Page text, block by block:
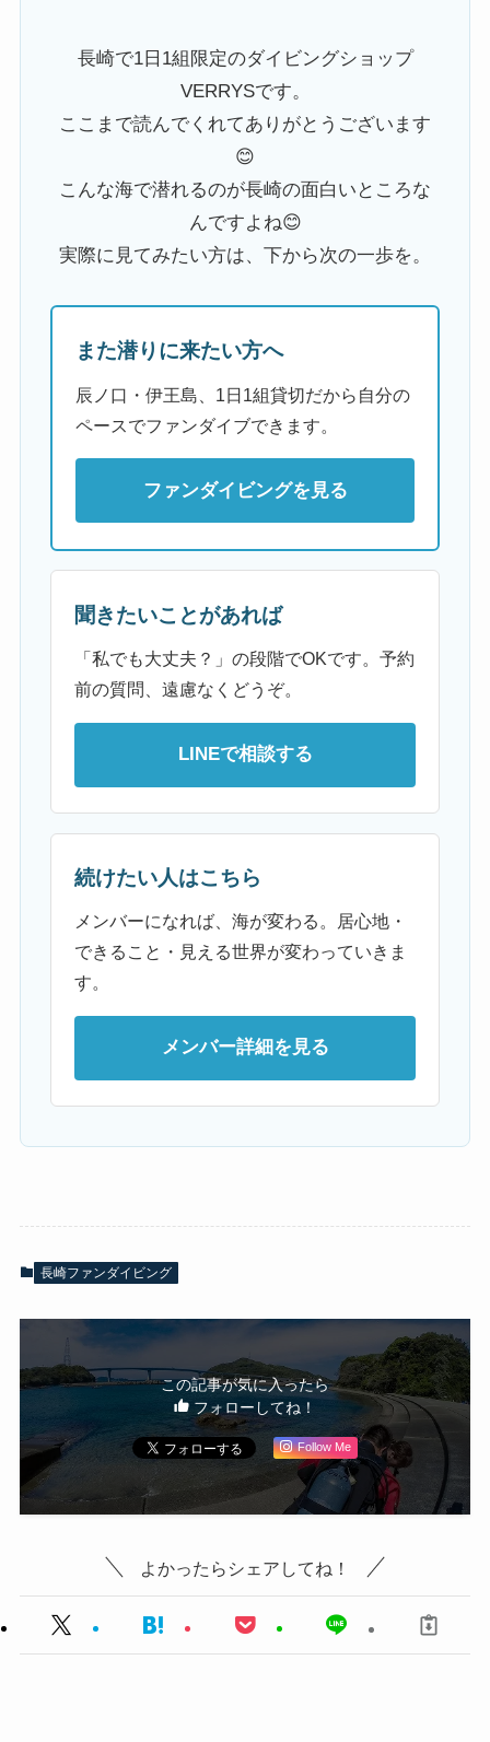
長崎で1日1組限定のダイビングショップ
VERRYSです。
ここまで読んでくれてありがとうございます
😊
こんな海で潜れるのが長崎の面白いところな
んですよね😊
実際に見てみたい方は、下から次の一歩を。
また潜りに来たい方へ
辰ノ口・伊王島、1日1組貸切だから自分の
ペースでファンダイブできます。
ファンダイビングを見る
聞きたいことがあれば
「私でも大丈夫？」の段階でOKです。予約
前の質問、遠慮なくどうぞ。
LINEで相談する
続けたい人はこちら
メンバーになれば、海が変わる。居心地・
できること・見える世界が変わっていきま
す。
メンバー詳細を見る
長崎ファンダイビング
この記事が気に入ったら
フォローしてね！
Follow Me
よかったらシェアしてね！